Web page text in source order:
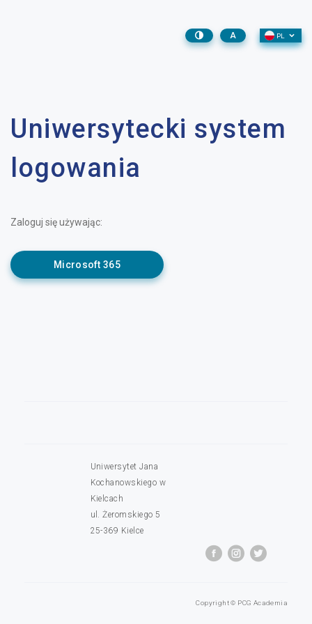
A PL
Uniwersytecki system
logowania
Zaloguj się używając:
Microsoft 365
Uniwersytet Jana
Kochanowskiego w
Kielcach
ul. Żeromskiego 5
25-369 Kielce
Copyright © PCG Academia